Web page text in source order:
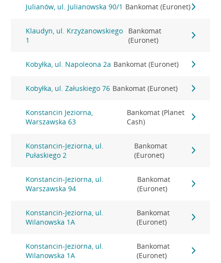
Julianów, ul. Julianowska 90/1 Bankomat (Euronet)
Klaudyn, ul. Krzyżanowskiego
1
Bankomat
(Euronet)
Kobyłka, ul. Napoleona 2a Bankomat (Euronet)
Kobyłka, ul. Załuskiego 76 Bankomat (Euronet)
Konstancin Jeziorna,
Warszawska 63
Bankomat (Planet
Cash)
Konstancin-Jeziorna, ul.
Pułaskiego 2
Bankomat
(Euronet)
Konstancin-Jeziorna, ul.
Warszawska 94
Bankomat
(Euronet)
Konstancin-Jeziorna, ul.
Wilanowska 1A
Bankomat
(Euronet)
Konstancin-Jeziorna, ul.
Wilanowska 1A
Bankomat
(Euronet)